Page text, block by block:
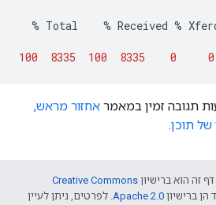
% Total % Received %
100
8335 100 8335 0 0
תגובה זמין במאמר אחזור מראש,
של תוכן.
זה הוא ברישיון Creative Commons
הן ברישיון Apache 2.0. לפרטים, ניתן לעיין